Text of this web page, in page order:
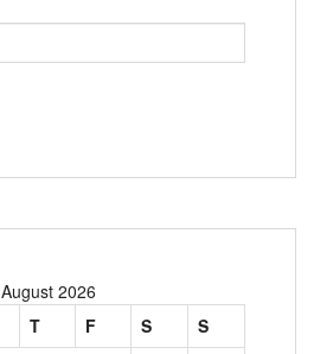
August 2026
T F S
S